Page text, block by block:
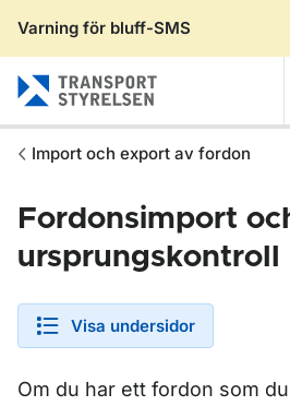
Varning för bluff-SMS
Import och export av fordon
Fordonsimport
ursprungskontroll
Visa undersidor
Om du har ett fordon som